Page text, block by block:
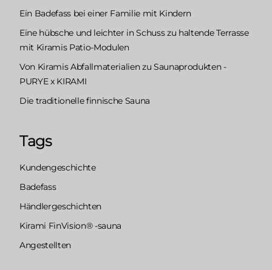
Ein Badefass bei einer Familie mit Kindern
Eine hübsche und leichter in Schuss zu haltende Terrasse
mit Kiramis Patio-Modulen
Von Kiramis Abfallmaterialien zu Saunaprodukten -
PURYE x KIRAMI
Die traditionelle finnische Sauna
Tags
Kundengeschichte
Badefass
Händlergeschichten
Kirami FinVision® -sauna
Angestellten